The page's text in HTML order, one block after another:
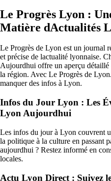
Le Progrès Lyon :
Matière dActualités
Le Progrès de Lyon est un journal
et précise de lactualité lyonnaise.
Aujourdhui offre un aperçu détaillé
la région. Avec Le Progrès de
manquer des infos à Lyon.
Infos du Jour Lyon : Les
Lyon Aujourdhui
Les infos du jour à Lyon couvrent
la politique à la culture en passant
aujourdhui ? Restez informé en
locales.
Actu Lyon Direct : Suivez